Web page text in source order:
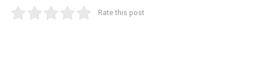
Rate this post